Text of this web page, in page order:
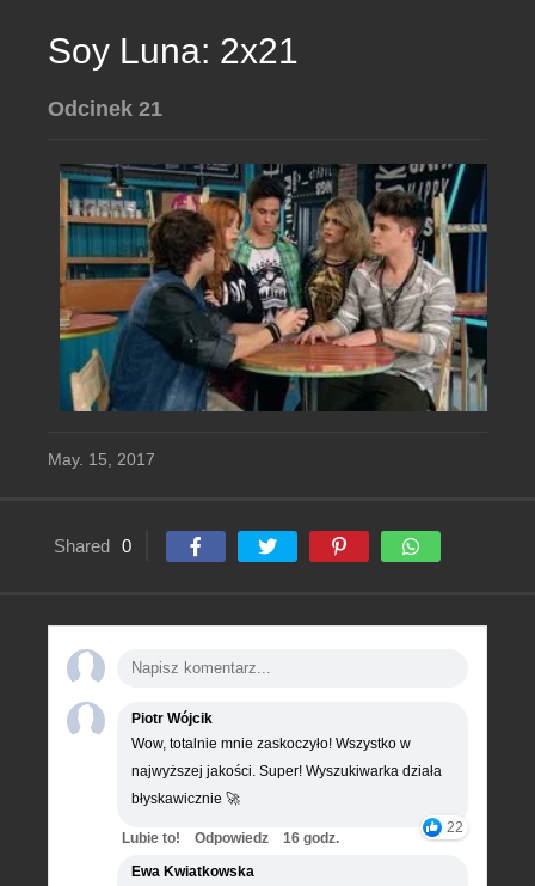
Soy Luna: 2x21
Odcinek 21
May. 15, 2017
Shared 0
Piotr Wójcik
Wow, totalnie mnie zaskoczyło! Wszystko w
najwyższej jakości. Super! Wyszukiwarka działa
błyskawicznie 🚀
22
Lubie to! Odpowiedz
16 godz.
Ewa Kwiatkowska